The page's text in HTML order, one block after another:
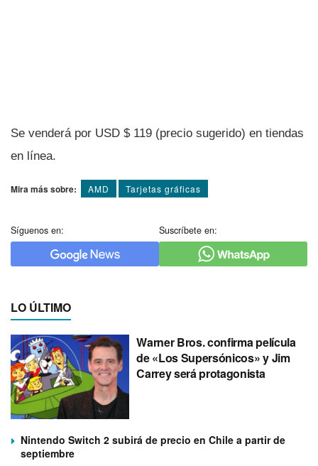
Se venderá por USD $ 119 (precio sugerido) en tiendas
en lí­nea.
Mira más sobre: AMD Tarjetas gráficas
Síguenos en: Suscríbete en:
LO ÚLTIMO
Warner Bros. confirma película
de «Los Supersónicos» y Jim
Carrey será protagonista
Nintendo Switch 2 subirá de precio en Chile a partir de
septiembre